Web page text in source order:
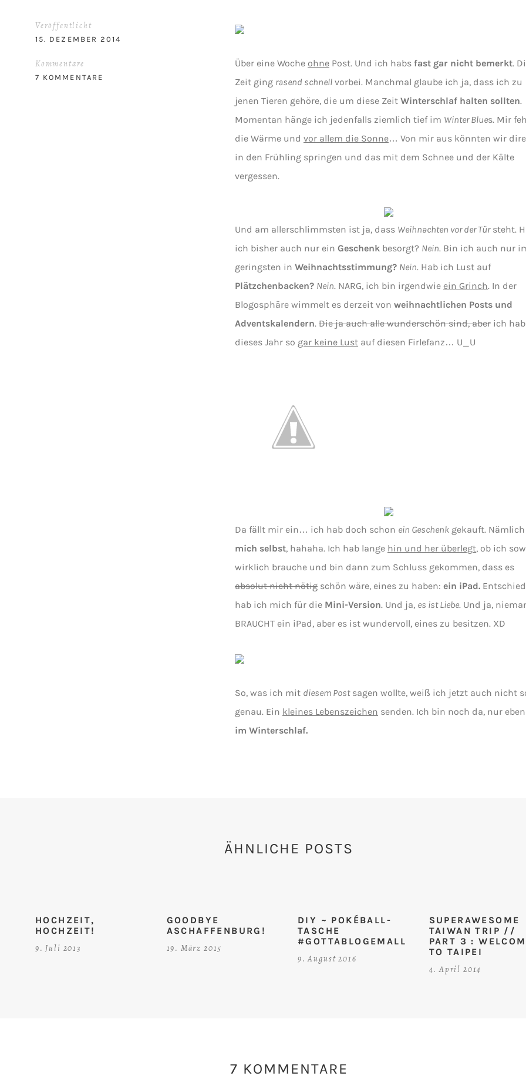
Veröffentlicht
15. DEZEMBER 2014
Kommentare
7 KOMMENTARE
Über eine Woche ohne Post. Und ich habs fast gar nicht bemerkt.
Zeit ging rasend schnell vorbei. Manchmal glaube ich ja, dass ich zu
jenen Tieren gehöre, die um diese Zeit Winterschlaf halten sollten.
Momentan hänge ich jedenfalls ziemlich tief im Winter Blues. Mir
die Wärme und vor allem die Sonne… Von mir aus könnten wir
in den Frühling springen und das mit dem Schnee und der Kälte
vergessen.
Und am allerschlimmsten ist ja, dass Weihnachten vor der Türsteht.
ich bisher auch nur ein Geschenk besorgt? Nein. Bin ich auch nur
geringsten in Weihnachtsstimmung? Nein. Hab ich Lust auf
Plätzchenbacken? Nein. NARG, ich bin irgendwie ein Grinch. In der
Blogosphäre wimmelt es derzeit von weihnachtlichen Posts und
Adventskalendern. Die ja auch alle wunderschön sind, aber ich hab
dieses Jahr so gar keine Lust auf diesen Firlefanz… U_U
Da fällt mir ein… ich hab doch schon ein Geschenk gekauft.
mich selbst, hahaha. Ich hab lange hin und her überlegt, ob ich
wirklich brauche und bin dann zum Schluss gekommen, dass es
absolut nicht nötig schön wäre, eines zu haben: ein iPad.
hab ich mich für die Mini-Version. Und ja, es ist Liebe. Und ja,
BRAUCHT ein iPad, aber es ist wundervoll, eines zu besitzen. XD
So, was ich mit diesem Postsagen wollte, weiß ich jetzt auch nicht
genau. Ein kleines Lebenszeichen senden. Ich bin noch da, nur
im Winterschlaf.
ÄHNLICHE POSTS
HOCHZEIT,
HOCHZEIT!
9. Juli 2013
GOODBYE
ASCHAFFENBURG!
19. März 2015
DIY ~ POKÉBALL-
TASCHE
#GOTTABLOGEMALL
9. August 2016
SUPERAWESOME
TAIWAN TRIP //
PART 3 :
TO TAIPEI
4. April 2014
7 KOMMENTARE